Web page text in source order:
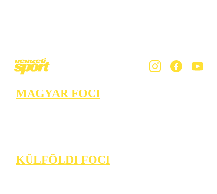
MAGYAR FOCI
KÜLFÖLDI FOCI